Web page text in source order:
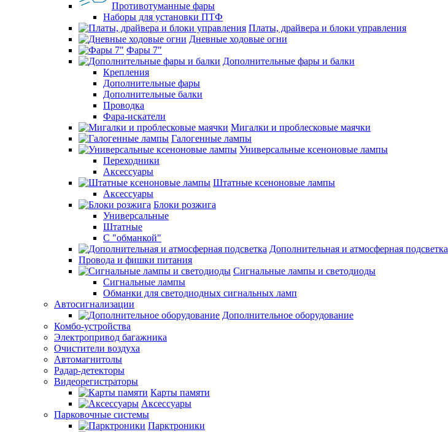
Противотуманные фары
Наборы для установки ПТФ
Платы, драйвера и блоки управления
Дневные ходовые огни
Фары 7"
Дополнительные фары и балки
Крепления
Дополнительные фары
Дополнительные балки
Проводка
Фара-искатели
Мигалки и проблесковые маячки
Галогенные лампы
Универсальные ксеноновые лампы
Переходники
Аксессуары
Штатные ксеноновые лампы
Аксессуары
Блоки розжига
Универсальные
Штатные
С "обманкой"
Дополнительная и атмосферная подсветка
Провода и фишки питания
Cигнальные лампы и светодиоды
Сигнальные лампы
Обманки для светодиодных сигнальных ламп
Автосигнализации
Дополнительное оборудование
Комбо-устройства
Электропривод багажника
Очистители воздуха
Автомагнитолы
Радар-детекторы
Видеорегистраторы
Карты памяти
Аксессуары
Парковочные системы
Парктроники